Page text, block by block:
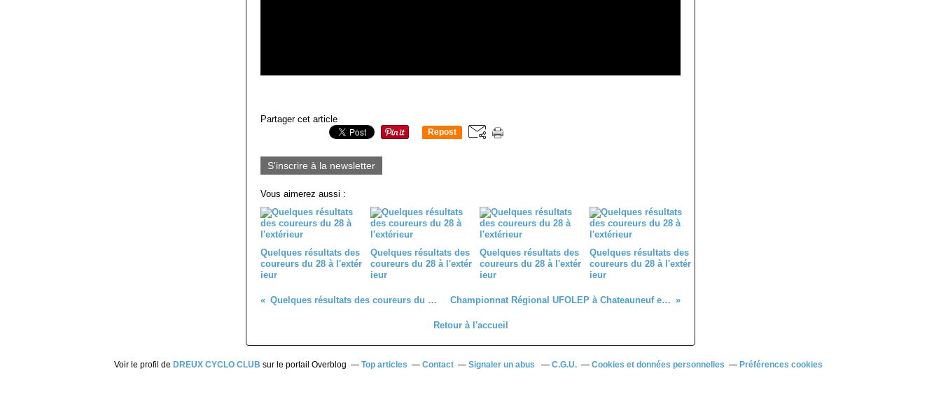
Partager cet article
Repost
S'inscrire à la newsletter
Vous aimerez aussi :
Quelques résultats des
coureurs du 28 à l'extér
ieur
Quelques résultats des
coureurs du 28 à l'extér
ieur
Quelques résultats des
coureurs du 28 à l'extér
ieur
Quelques résultats des
coureurs du 28 à l'extér
ieur
Quelques résultats des coureurs du 28 à l'extérieur Championnat Régional UFOLEP à Chateauneuf en Thymerais (28)
Retour à l'accueil
Voir le profil de DREUX CYCLO CLUB sur le portail Overblog Top articles Contact Signaler un abus C.G.U. Cookies et données personnelles Préférences cookies